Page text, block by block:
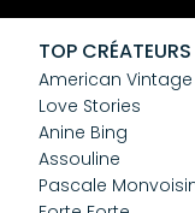
CGV
Confidentialité
Cookies
TOP CRÉATEURS
American Vintage
Love Stories
Anine Bing
Assouline
Pascale